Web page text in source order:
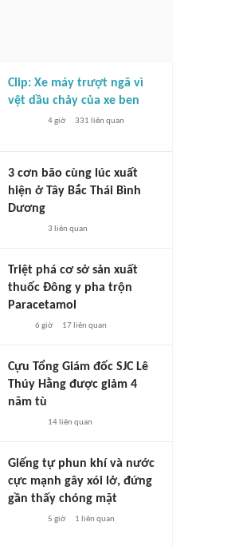
Clip: Xe máy trượt ngã vì
vệt dầu chảy của xe ben
4 giờ 331 liên quan
3 cơn bão cùng lúc xuất
hiện ở Tây Bắc Thái Bình
Dương
3 liên quan
Triệt phá cơ sở sản xuất
thuốc Đông y pha trộn
Paracetamol
6 giờ 17liên quan
Cựu Tổng Giám đốc SJC Lê
Thúy Hằng được giảm 4
năm tù
14 liên quan
Giếng tự phun khí và nước
cực mạnh gây xói lở, đứng
gần thấy chóng mặt
5 giờ 1 liên quan